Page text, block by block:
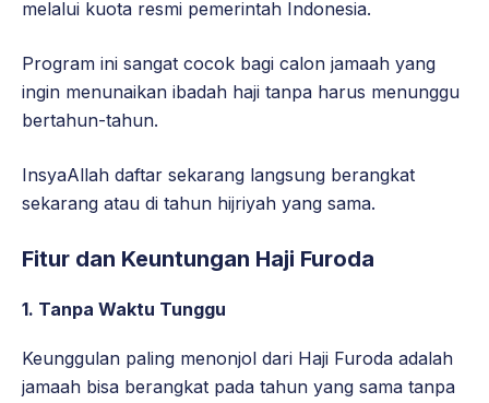
melalui kuota resmi pemerintah Indonesia.
Program ini sangat cocok bagi calon jamaah yang
ingin menunaikan ibadah haji tanpa harus menunggu
bertahun-tahun.
InsyaAllah daftar sekarang langsung berangkat
sekarang atau di tahun hijriyah yang sama.
Fitur dan Keuntungan Haji Furoda
1. Tanpa Waktu Tunggu
Keunggulan paling menonjol dari Haji Furoda adalah
jamaah bisa berangkat pada tahun yang sama tanpa